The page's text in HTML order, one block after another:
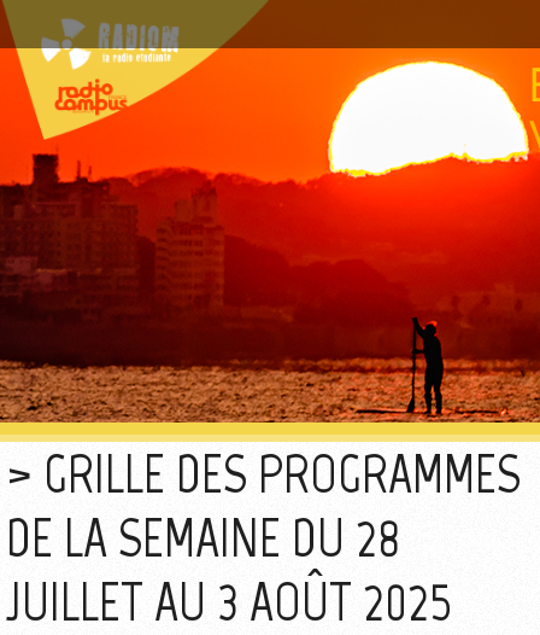
GRILLE DES PROGRAMMES
DE LA SEMAINE DU 28
JUILLET AU 3 AOÛT 2025